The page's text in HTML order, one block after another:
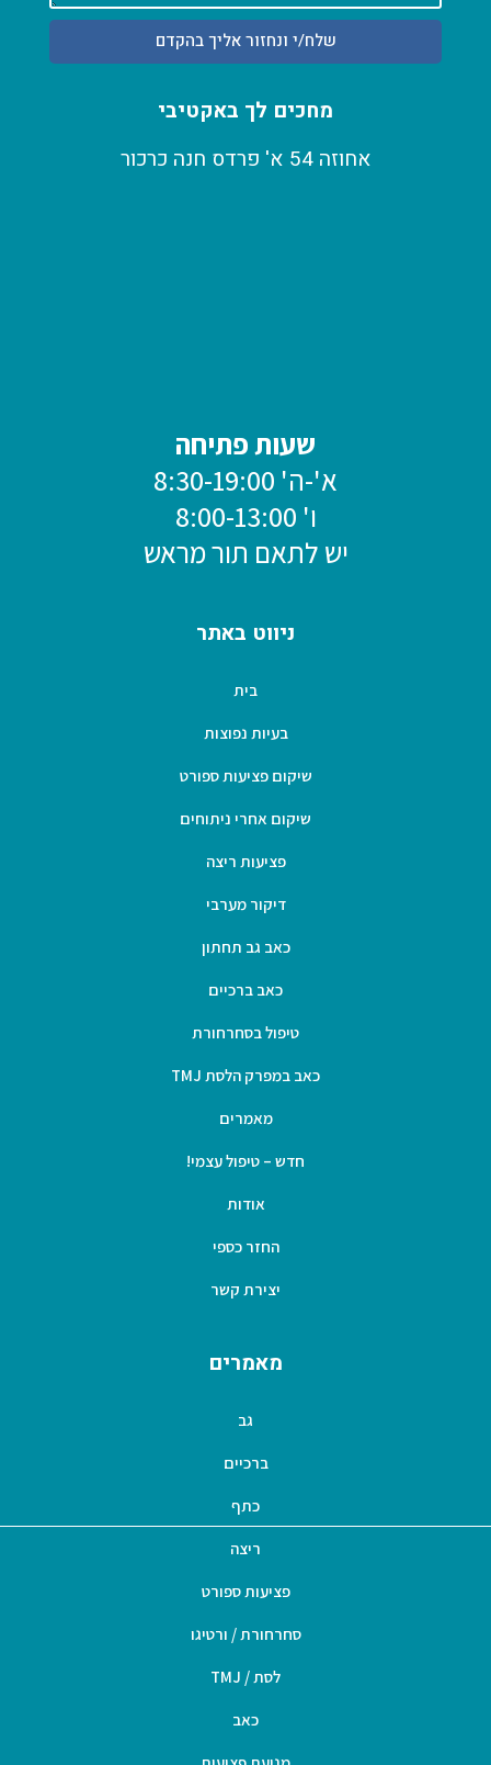
שלח/י ונחזור אליך בהקדם
מחכים לך באקטיבי
אחוזה 54 א' פרדס חנה כרכור
שעות פתיחה
א'-ה' 8:30-19:00
ו' 8:00-13:00
יש לתאם תור מראש
ניווט באתר
בית
בעיות נפוצות
שיקום פציעות ספורט
שיקום אחרי ניתוחים
פציעות ריצה
דיקור מערבי
כאב גב תחתון
כאב ברכיים
טיפול בסחרחורת
כאב במפרק הלסת TMJ
מאמרים
חדש – טיפול עצמי!
אודות
החזר כספי
יצירת קשר
מאמרים
גב
ברכיים
כתף
ריצה
פציעות ספורט
סחרחורת / ורטיגו
לסת / TMJ
כאב